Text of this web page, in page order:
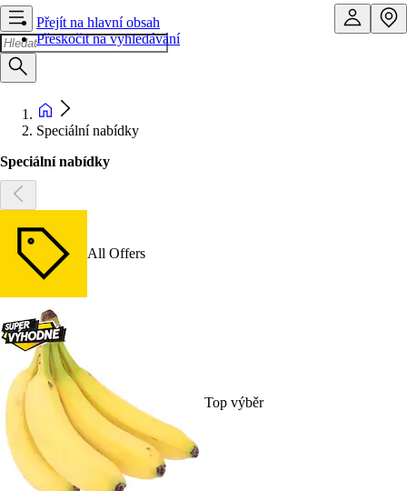
Přejít na hlavní obsah
Přeskočit na vyhledávání
Speciální nabídky
Speciální nabídky
All Offers
Top výběr